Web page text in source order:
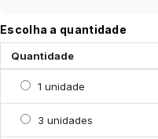
Escolha a quantidade
Quantidade
Selecionar 1 unidade
1 unidade
Selecionar 3 unidades
3 unidades